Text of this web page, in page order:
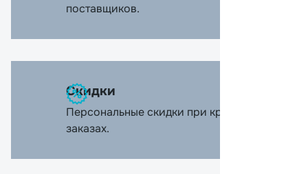
поставщиков.
Скидки
Персональные скидки при крупных
заказах.